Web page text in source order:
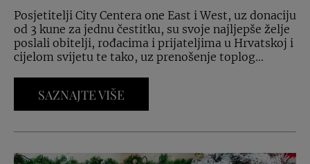
Posjetitelji City Centera one East i West, uz donaciju
od 3 kune za jednu čestitku, su svoje najljepše želje
poslali obitelji, rođacima i prijateljima u Hrvatskoj i
cijelom svijetu te tako, uz prenošenje toplog...
SAZNAJTE VIŠE